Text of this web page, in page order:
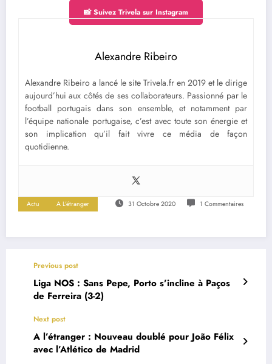
📸 Suivez Trivela sur Instagram
Alexandre Ribeiro
Alexandre Ribeiro a lancé le site Trivela.fr en 2019 et le dirige
aujourd’hui aux côtés de ses collaborateurs. Passionné par le
football portugais dans son ensemble, et notamment par
l’équipe nationale portugaise, c’est avec toute son énergie et
son implication qu’il fait vivre ce média de façon
quotidienne.
Actu A L'étranger 31 Octobre 2020 1 Commentaires
Previous post
Liga NOS : Sans Pepe, Porto s’incline à Paços
de Ferreira (3-2)
Next post
A l’étranger : Nouveau doublé pour João Félix
avec l’Atlético de Madrid